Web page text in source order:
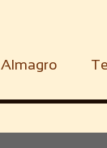
Almagro